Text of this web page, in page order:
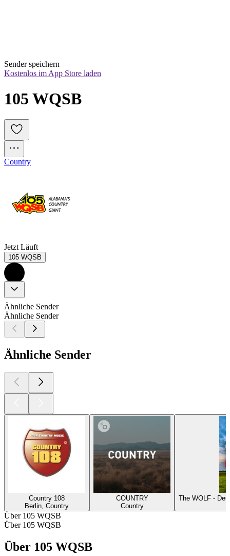
Sender speichern
Kostenlos im App Store laden
105 WQSB
Country
Jetzt Läuft
105 WQSB
Ähnliche Sender
Ähnliche Sender
Ähnliche Sender
Country 108
Berlin, Country
COUNTRY
Country
The WOLF -
Über 105 WQSB
Über 105 WQSB
Über 105 WQSB